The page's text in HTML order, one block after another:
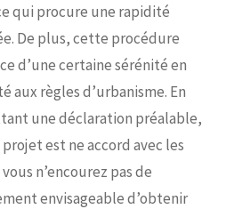
qui procure une rapidité
De plus, cette procédure
d’une certaine sérénité en
aux règles d’urbanisme. En
une déclaration préalable,
est ne accord avec les
n’encourez pas de
envisageable d’obtenir